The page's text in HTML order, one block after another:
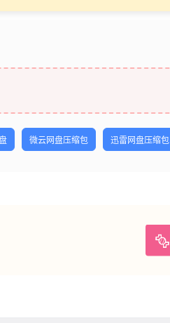
微云网盘压缩包 迅雷网盘压缩包